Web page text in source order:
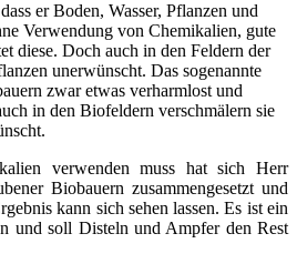
er Boden, Wasser, Pflanzen und
Verwendung von Chemikalien, gute
diese. Doch auch in den Feldern der
unerwünscht. Das sogenannte
zwar etwas verharmlost und
in den Biofeldern verschmälern sie
verwenden muss hat sich Herr
Biobauern zusammengesetzt und
kann sich sehen lassen. Es ist ein
und soll Disteln und Ampfer den Rest